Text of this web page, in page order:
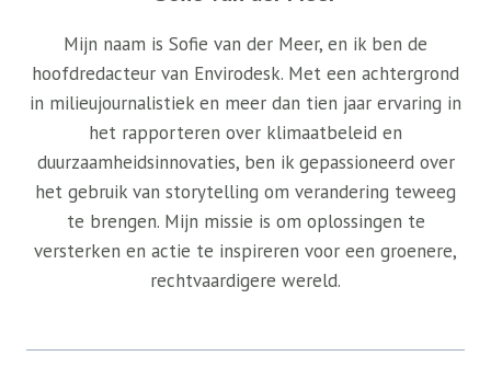
Mijn naam is Sofie van der Meer, en ik ben de
hoofdredacteur van Envirodesk. Met een achtergrond
in milieujournalistiek en meer dan tien jaar ervaring in
het rapporteren over klimaatbeleid en
duurzaamheidsinnovaties, ben ik gepassioneerd over
het gebruik van storytelling om verandering teweeg
te brengen. Mijn missie is om oplossingen te
versterken en actie te inspireren voor een groenere,
rechtvaardigere wereld.